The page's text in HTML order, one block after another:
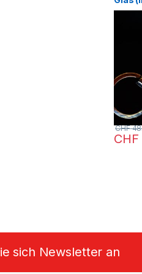
mit
CHF
CHF
sich Newsletter an